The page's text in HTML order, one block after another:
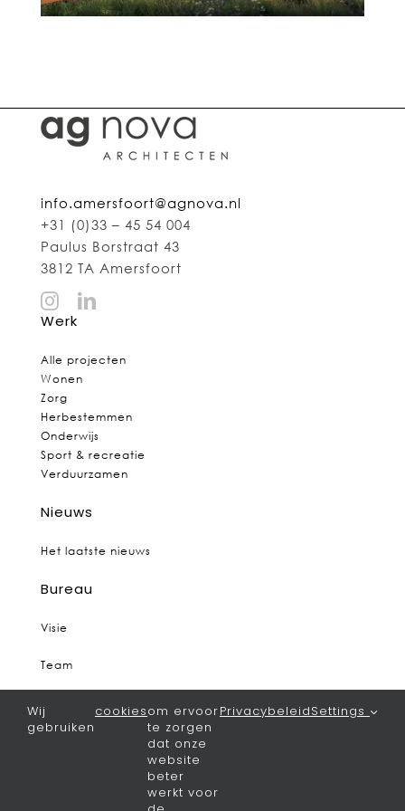
info.amersfoort@agnova.nl
+31 (0)33 – 45 54 004
Paulus Borstraat 43
3812 TA Amersfoort
Werk
Alle projecten
Wonen
Zorg
Herbestemmen
Onderwijs
Sport & recreatie
Verduurzamen
Nieuws
Het laatste nieuws
Bureau
Visie
Team
Wij
gebruiken
cookiesom ervoor
te zorgen
dat onze
website
beter
werkt voor
PrivacybeleidSettings